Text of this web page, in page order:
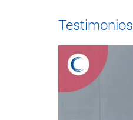
Testimonios